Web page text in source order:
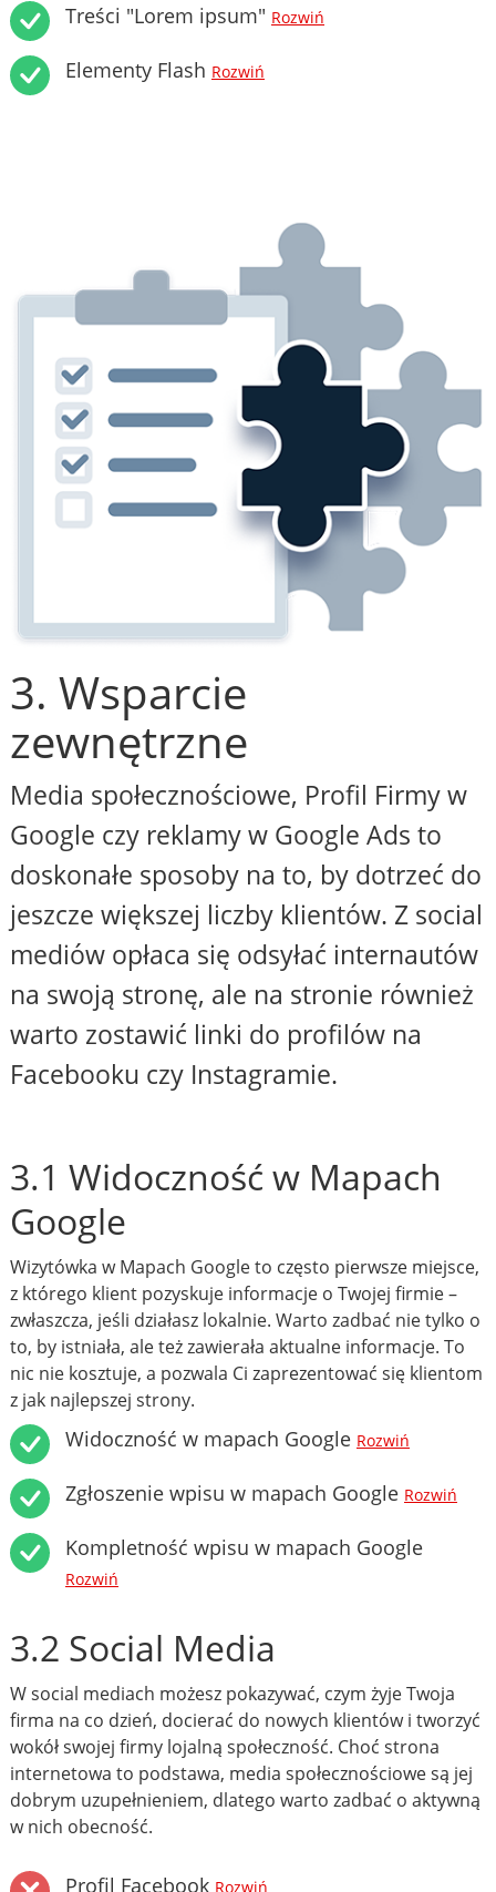
Treści "Lorem ipsum" Rozwiń
Elementy Flash Rozwiń
3. Wsparcie
zewnętrzne
Media społecznościowe, Profil Firmy w
Google czy reklamy w Google Ads to
doskonałe sposoby na to, by dotrzeć do
jeszcze większej liczby klientów. Z social
mediów opłaca się odsyłać internautów
na swoją stronę, ale na stronie również
warto zostawić linki do profilów na
Facebooku czy Instagramie.
3.1 Widoczność w Mapach
Google
Wizytówka w Mapach Google to często pierwsze miejsce,
z którego klient pozyskuje informacje o Twojej firmie –
zwłaszcza, jeśli działasz lokalnie. Warto zadbać nie tylko o
to, by istniała, ale też zawierała aktualne informacje. To
nic nie kosztuje, a pozwala Ci zaprezentować się klientom
z jak najlepszej strony.
Widoczność w mapach Google Rozwiń
Zgłoszenie wpisu w mapach Google Rozwiń
Kompletność wpisu w mapach Google
Rozwiń
3.2 Social Media
W social mediach możesz pokazywać, czym żyje Twoja
firma na co dzień, docierać do nowych klientów i tworzyć
wokół swojej firmy lojalną społeczność. Choć strona
internetowa to podstawa, media społecznościowe są jej
dobrym uzupełnieniem, dlatego warto zadbać o aktywną
w nich obecność.
Profil Facebook